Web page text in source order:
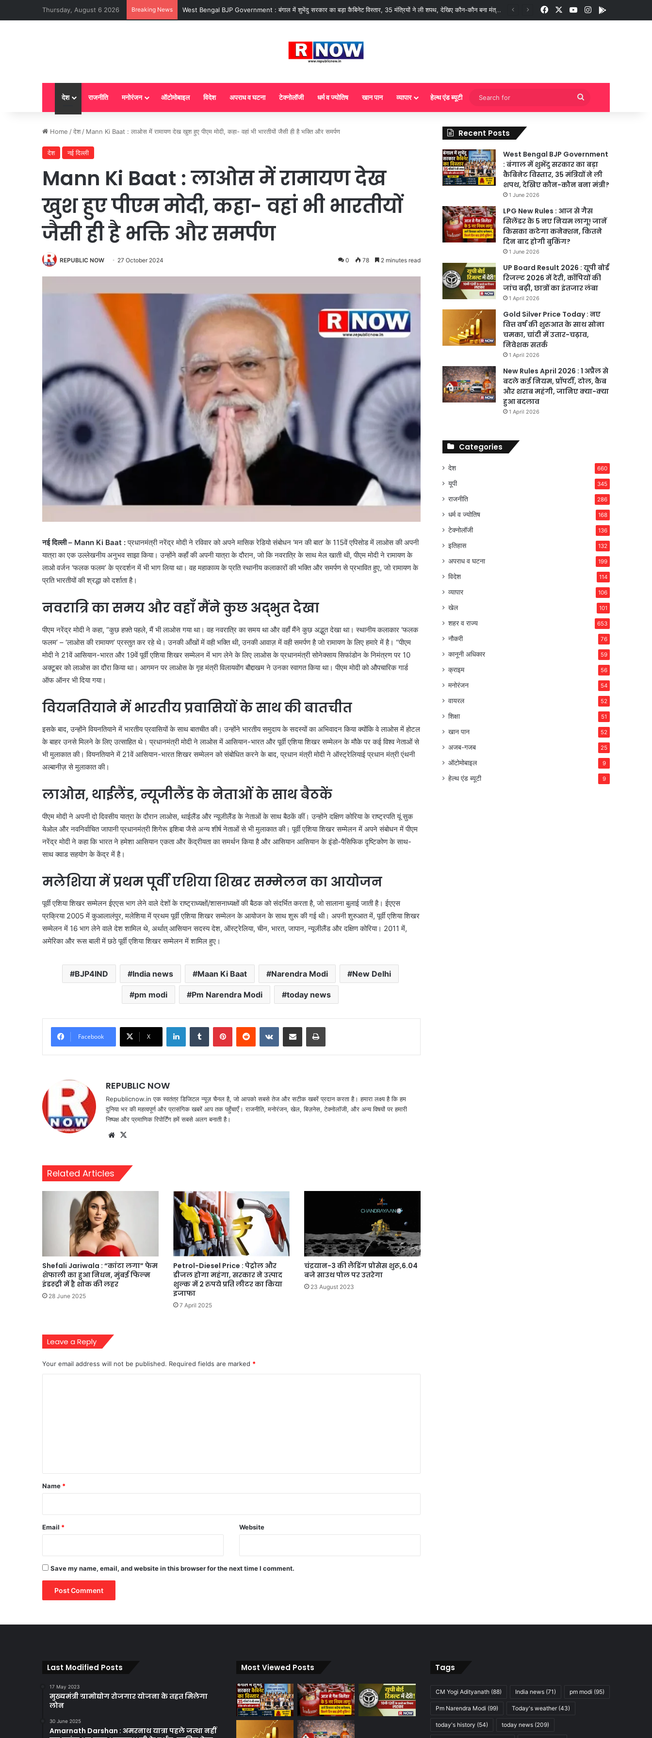
Thursday, August 6 2026 Breaking News LPG New Rules : आज से गैस सिलेंडर के 5 नए नियम लागू! जानें किसका कटेगा कनेक्शन, कितने दिन बाद होगी बुकिंग? FacebookYouTubeInstagram
देश राजनीति मनोरंजन ऑटोमोबाइल विदेश अपराध व घटना टेक्नोलॉजी धर्म व ज्योतिष खान पान व्यापार हेल्थ एंड ब्यूटी
Search
for
Home /देश / Mann Ki Baat : लाओस में रामायण देख खुश हुए पीएम मोदी, कहा- वहां भी भारतीयों जैसी ही है भक्ति और समर्पण
देश नई दिल्ली
Mann Ki Baat : लाओस में रामायण देख
खुश हुए पीएम मोदी, कहा- वहां भी भारतीयों
जैसी ही है भक्ति और समर्पण
REPUBLIC NOW 27 October 2024 0 78 2 minutes read
नई दिल्ली – Mann Ki Baat :प्रधानमंत्री नरेंद्र मोदी ने रविवार को अपने मासिक रेडियो संबोधन ‘मन की बात’ के 115वें एपिसोड में लाओस की अपनी
यात्रा का एक उल्लेखनीय अनुभव साझा किया। उन्होंने कहाँ की अपनी यात्रा के दौरान, जो कि नवरात्रि के साथ मेल खाती थी, पीएम मोदी ने रामायण के
लाओ वर्जन ‘फलक फलम’ के प्रदर्शन में भी भाग लिया था। वह महाकाव्य के प्रति स्थानीय कलाकारों की भक्ति और समर्पण से प्रभावित हुए, जो रामायण के
प्रति भारतीयों की श्रद्धा को दर्शाता है।
नवरात्रि का समय और वहाँ मैंने कुछ अद्भुत देखा
पीएम नरेंद्र मोदी ने कहा, “कुछ हफ़्ते पहले, मैं भी लाओस गया था। वह नवरात्रि का समय था और वहाँ मैंने कुछ अद्भुत देखा था। स्थानीय कलाकार ‘फलक
फलम’ – ‘लाओस की रामायण’ प्रस्तुत कर रहे थे। उनकी आँखों में वही भक्ति थी, उनकी आवाज़ में वही समर्पण है जो रामायण के लिए हमारे में है। “पीएम
मोदी ने 21वें आसियान-भारत और 19वें पूर्वी एशिया शिखर सम्मेलन में भाग लेने के लिए लाओस के प्रधानमंत्री सोनेक्साय सिफांडोन के निमंत्रण पर 10
अक्टूबर को लाओस का दौरा किया था। आगमन पर लाओस के गृह मंत्री विलायवोंग बौद्दाखम ने उनका स्वागत किया था। पीएम मोदी को औपचारिक गार्ड
ऑफ ऑनर भी दिया गया।
वियनतियाने में भारतीय प्रवासियों के साथ की बातचीत
इसके बाद, उन्होंने वियनतियाने में भारतीय प्रवासियों के साथ बातचीत की। उन्होंने भारतीय समुदाय के सदस्यों का अभिवादन किया क्योंकि वे लाओस में होटल
के बाहर उनसे मिलने के लिए उत्साहित थे। प्रधानमंत्री मोदी ने लाओस में आसियान-भारत और पूर्वी एशिया शिखर सम्मेलन के मौके पर कई विश्व नेताओं से
भी मुलाकात की। वियनतियाने में 21वें आसियान-भारत शिखर सम्मेलन को संबोधित करने के बाद, प्रधान मंत्री मोदी ने ऑस्ट्रेलियाई प्रधान मंत्री एंथनी
अल्बानीज़ से मुलाकात की।
लाओस, थाईलैंड, न्यूजीलैंड के नेताओं के साथ बैठकें
पीएम मोदी ने अपनी दो दिवसीय यात्रा के दौरान लाओस, थाईलैंड और न्यूजीलैंड के नेताओं के साथ बैठकें कीं। उन्होंने दक्षिण कोरिया के राष्ट्रपति यूं सुक
येओल और नवनिर्वाचित जापानी प्रधानमंत्री शिगेरू इशिबा जैसे अन्य शीर्ष नेताओं से भी मुलाकात की। पूर्वी एशिया शिखर सम्मेलन में अपने संबोधन में पीएम
नरेंद्र मोदी ने कहा कि भारत ने हमेशा आसियान एकता और केंद्रीयता का समर्थन किया है और आसियान आसियान के इंडो-पैसिफिक दृष्टिकोण के साथ-
साथ क्वाड सहयोग के केंद्र में है।
मलेशिया में प्रथम पूर्वी एशिया शिखर सम्मेलन का आयोजन
पूर्वी एशिया शिखर सम्मेलन ईएएस भाग लेने वाले देशों के राष्ट्राध्यक्षों/शासनाध्यक्षों की बैठक को संदर्भित करता है, जो सालाना बुलाई जाती है। ईएएस
प्रक्रिया 2005 में कुआलालंपुर, मलेशिया में प्रथम पूर्वी एशिया शिखर सम्मेलन के आयोजन के साथ शुरू की गई थी। अपनी शुरुआत में, पूर्वी एशिया शिखर
सम्मेलन में 16 भाग लेने वाले देश शामिल थे, अर्थात् आसियान सदस्य देश, ऑस्ट्रेलिया, चीन, भारत, जापान, न्यूजीलैंड और दक्षिण कोरिया। 2011 में,
अमेरिका और रूस बाली में छठे पूर्वी एशिया शिखर सम्मेलन में शामिल हुए।
BJP4IND India news Maan Ki Baat Narendra Modi New Delhi
pm modi Pm Narendra Modi today news
Facebook X
LinkedInTumblr PinterestReddit VKontakteShare via Email Print
REPUBLIC NOW
Republicnow.in एक स्वतंत्र डिजिटल न्यूज़ चैनल है, जो आपको सबसे तेज और सटीक खबरें प्रदान करता है। हमारा लक्ष्य है कि हम
दुनिया भर की महत्वपूर्ण और प्रासंगिक खबरें आप तक पहुँचाएँ। राजनीति, मनोरंजन, खेल, बिज़नेस, टेक्नोलॉजी, और अन्य विषयों पर हमारी
निष्पक्ष और प्रमाणिक रिपोर्टिंग हमें सबसे अलग बनाती है।
Website
Related Articles
Shefali Jariwala : “कांटा लगा” फेम
शेफाली का हुआ निधन, मुंबई फिल्म
इंडस्ट्री में है शोक की लहर
28 June 2025
Petrol-Diesel Price : पेट्रोल और
डीजल होगा महंगा, सरकार ने उत्पाद
शुल्क में 2 रुपये प्रति लीटर का किया
इजाफा
7 April 2025
चंद्रयान-3 की लैंडिंग प्रोसेस शुरू,6.04
बजे साउथ पोल पर उतरेगा
23 August 2023
Leave a Reply
Your email address will not be published. Required fields are marked *
*
Name *
Email * Website
Save my name, email, and website in this browser for the next time I comment.
Recent Posts
West Bengal BJP Government
: बंगाल में शुभेंदु सरकार का बड़ा
कैबिनेट विस्तार, 35 मंत्रियों ने ली
शपथ, देखिए कौन-कौन बना मंत्री?
1 June 2026
LPG New Rules : आज से गैस
सिलेंडर के 5 नए नियम लागू! जानें
किसका कटेगा कनेक्शन, कितने
दिन बाद होगी बुकिंग?
1 June 2026
UP Board Result 2026 : यूपी बोर्ड
रिजल्ट 2026 में देरी, कॉपियों की
जांच बढ़ी, छात्रों का इंतजार लंबा
1 April 2026
Gold Silver Price Today : नए
वित्त वर्ष की शुरुआत के साथ सोना
चमका, चांदी में उतार-चढ़ाव,
निवेशक सतर्क
1 April 2026
New Rules April 2026 : 1 अप्रैल से
बदले कई नियम, प्रॉपर्टी, टोल, कैब
और शराब महंगी, जानिए क्या-क्या
हुआ बदलाव
1 April 2026
Categories
देश 660
यूपी 345
राजनीति 286
धर्म व ज्योतिष 168
टेक्नोलॉजी 136
इतिहास 132
अपराध व घटना 199
विदेश 114
व्यापार 106
खेल 101
शहर व राज्य 653
नौकरी 76
कानूनी अधिकार 59
क्राइम 56
मनोरंजन 54
वायरल 52
शिक्षा 51
खान पान 52
अजब-गजब 25
ऑटोमोबाइल 9
हेल्थ एंड ब्यूटी 9
Last Modified Posts
17 May 2023
मुख्यमंत्री ग्रामोद्योग रोजगार योजना के तहत मिलेगा
लोन
30 June 2025
Amarnath Darshan : अमरनाथ यात्रा पहले जत्था नहीं
Most Viewed Posts Tags
CM Yogi Adityanath(88) India news(71) pm modi (95)
Pm Narendra Modi (99) Today's weather(43)
today's history (54) today news(209)